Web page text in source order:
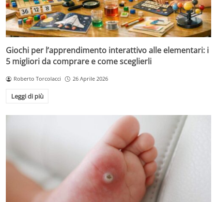
Giochi per l’apprendimento interattivo alle elementari: i
5 migliori da comprare e come sceglierli
Roberto Torcolacci 26 Aprile 2026
Leggi di più